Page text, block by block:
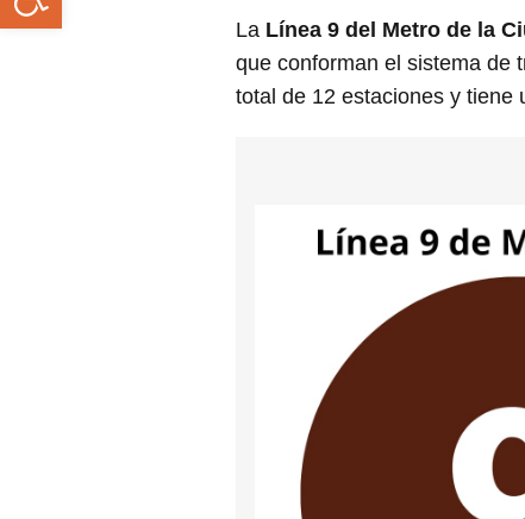
La Línea 9 del Metro de la
que conforman el sistema de
total de 12 estaciones y tiene